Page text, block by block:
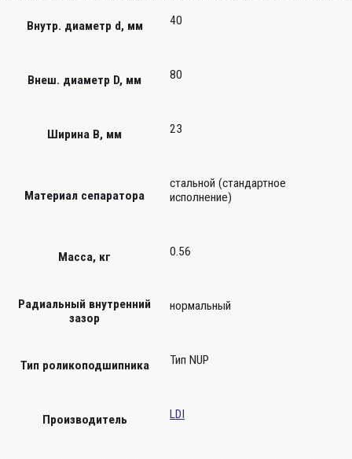
Внутр. диаметр d, мм 40
Внеш. диаметр D, мм 80
Ширина B, мм 23
Материал сепаратора
стальной (стандартное
исполнение)
Масса, кг 0.56
Радиальный внутренний
зазор
нормальный
Тип роликоподшипника Тип NUP
Производитель LDI